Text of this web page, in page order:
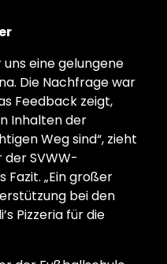
eine gelungene
Die Nachfrage war
Feedback zeigt,
Inhalten der
Weg sind“, zieht
der SVWW-
Fazit. „Ein großer
bei den
Pizzeria für die